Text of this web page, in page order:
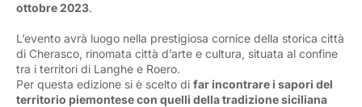
ottobre 2023.
L’evento avrà luogo nella prestigiosa cornice della storica città
di Cherasco, rinomata città d’arte e cultura, situata al confine
tra i territori di Langhe e Roero.
Per questa edizione si è scelto di far incontrare i sapori del
territorio piemontese con quelli della tradizione siciliana